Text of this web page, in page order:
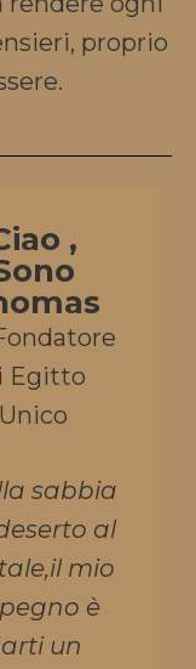
proprio
,
Egitto
Unico
sabbia
al
mio
è
un